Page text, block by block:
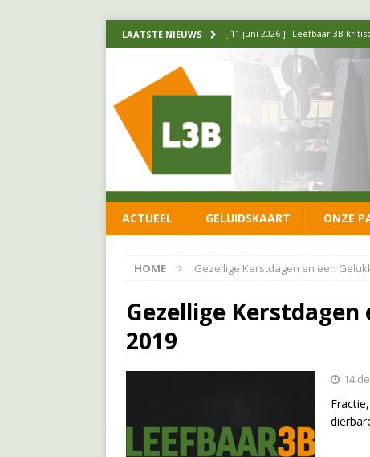
LAATSTE NIEUWS [ 11 juni 2026 ] Leefbaar 3B
[ 20 mei 2026 ] Leefbaar 3B
luchtalarm niet af! FRACTIE
[ 14 mei 2026 ] Update over de
[ 26 juni 2026 ] Leefbaar 3B en
ACTUEEL GELUIDSKAART ONZE
HOME Gezellige Kerstdagen en een
Gezellige Kerstdagen
2019
14